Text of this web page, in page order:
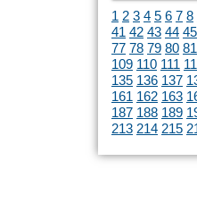
1 2 3 4 5 6 7 8
41 42 43 44 45
77 78 79 80 81
109 110 111
135 136 137
161 162 163
187 188 189
213 214 215